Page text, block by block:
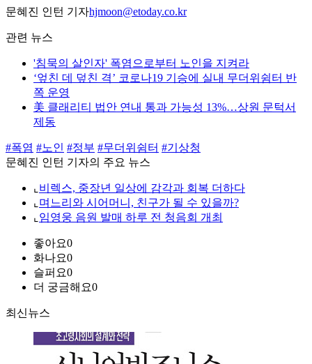
문혜진 인턴 기자hjmoon@etoday.co.kr
관련 뉴스
'침묵의 살인자' 폭염으로부터 노인을 지켜라
‘엎친 데 덮친 격’ 코로나19 기승에 실내 무더위쉼터 반
쪽 운영
美 클래리티 법안 연내 통과 가능성 13%…상원 문턱서
제동
#폭염 #노인 #정부 #무더위쉼터 #기상청
문혜진 인턴 기자의 주요 뉴스
⌞ 비렉스, 중장년 일상에 감각과 회복 더하다
⌞ 며느리와 시어머니, 친구가 될 수 있을까?
⌞ 임영웅 음원 발매 하루 전 청음회 개최
좋아요0
화나요0
슬퍼요0
더 궁금해요0
최신뉴스